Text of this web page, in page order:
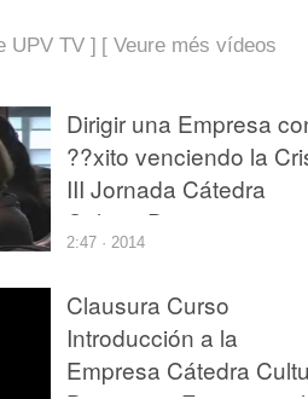
UPV TV ] [ Veure més vídeos
Dirigir una Empresa
??xito venciendo la
III Jornada Cátedra
Cultura Directiva y
Empresarial
2:47 · 2014
Clausura Curso
Introducción a la
Empresa Cátedra